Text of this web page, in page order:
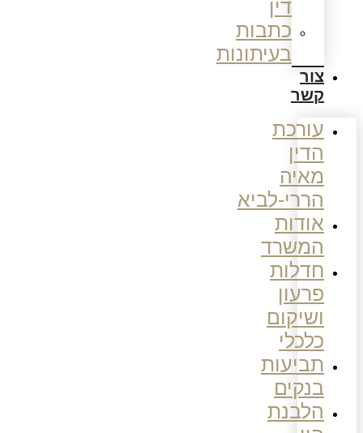
דין
כתבות
בעיתונות
צור
קשר
עורכת
הדין
מאיה
הררי-לביא
אודות
המשרד
חדלות
פרעון
ושיקום
כלכלי
תביעות
בנקים
הלבנת